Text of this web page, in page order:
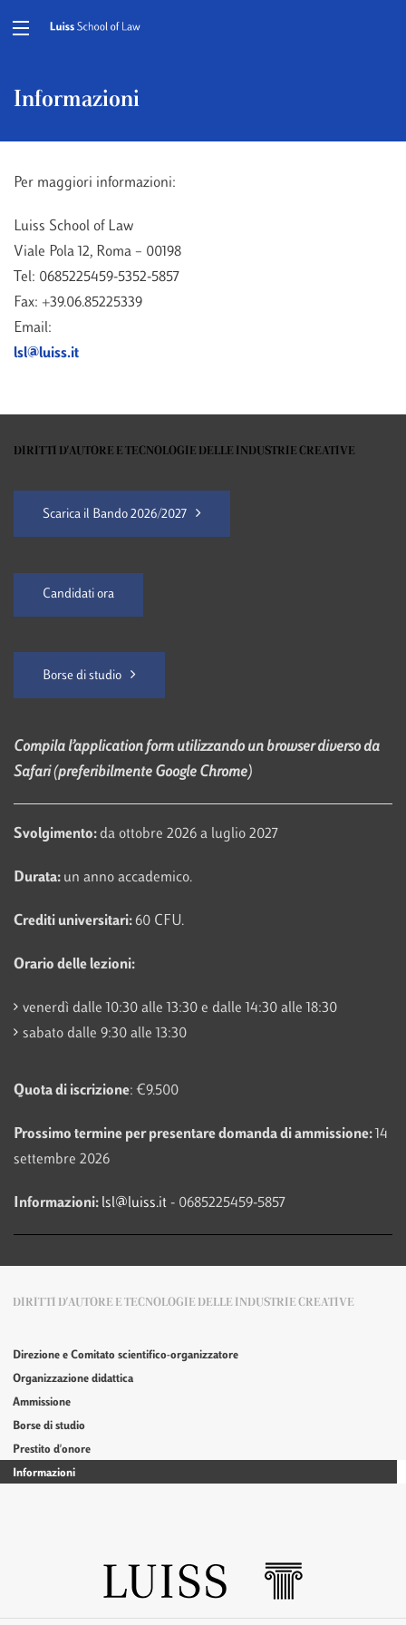
Informazioni
Per maggiori informazioni:
Luiss School of Law
Viale Pola 12, Roma – 00198
Tel: 0685225459-5352-5857
Fax: +39.06.85225339
Email:
lsl@luiss.it
DIRITTI D'AUTORE E TECNOLOGIE DELLE INDUSTRIE CREATIVE
Scarica il Bando 2026/2027
Candidati ora
Borse di studio
Compila l’application form utilizzando un browser diverso da
Safari (preferibilmente Google Chrome)
Svolgimento: da ottobre 2026 a luglio 2027
Durata: un anno accademico.
Crediti universitari:60 CFU.
Orario delle lezioni:
venerdì dalle 10:30 alle 13:30 e dalle 14:30 alle 18:30
sabato dalle 9:30 alle 13:30
Quota di iscrizione: €9.500
Prossimo termine per presentare domanda di ammissione: 14
settembre 2026
Informazioni: lsl@luiss.it - 0685225459-5857
DIRITTI D'AUTORE E TECNOLOGIE DELLE INDUSTRIE CREATIVE
Direzione e Comitato scientifico-organizzatore
Organizzazione didattica
Ammissione
Borse di studio
Prestito d'onore
Informazioni